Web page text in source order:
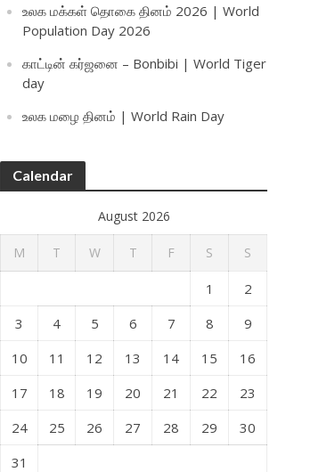
உலக மக்கள் தொகை தினம் 2026 | World
Population Day 2026
காட்டின் கர்ஜனை – Bonbibi | World Tiger
day
உலக மழை தினம் | World Rain Day
Calendar
August 2026
M T W T F S S
1
2
3
4 5 6 7 8
9
10
11 12 13 14 15
16
17
18 19 20 21 22
23
24
25 26 27 28 29
30
31